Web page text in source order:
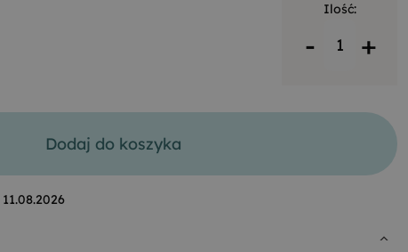
Ilość:
- +
Dodaj do koszyka
11.08.2026